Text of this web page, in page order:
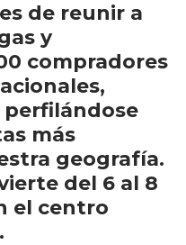
de reunir a
y
compradores
perfilándose
más
geografía.
del 6 al 8
el centro